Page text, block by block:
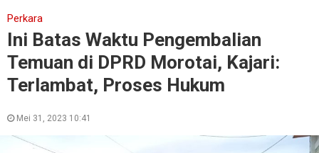
Perkara
Ini Batas Waktu Pengembalian
Temuan di DPRD Morotai, Kajari:
Terlambat, Proses Hukum
Mei 31, 2023 10:41